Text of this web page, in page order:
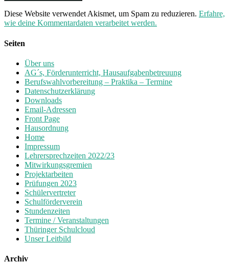
Diese Website verwendet Akismet, um Spam zu reduzieren. Erfahre,
wie deine Kommentardaten verarbeitet werden.
Seiten
Über uns
AG´s, Förderunterricht, Hausaufgabenbetreuung
Berufswahlvorbereitung – Praktika – Termine
Datenschutzerklärung
Downloads
Email-Adressen
Front Page
Hausordnung
Home
Impressum
Lehrersprechzeiten 2022/23
Mitwirkungsgremien
Projektarbeiten
Prüfungen 2023
Schülervertreter
Schulförderverein
Stundenzeiten
Termine / Veranstaltungen
Thüringer Schulcloud
Unser Leitbild
Archiv